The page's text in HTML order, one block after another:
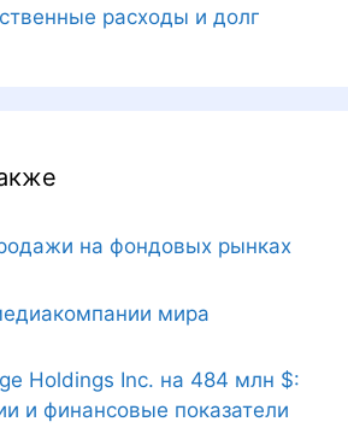
расходы и долг
на фондовых рынках
мира
Holdings Inc. на 484 млн $:
и финансовые показатели